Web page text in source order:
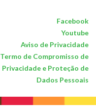
Facebook
Youtube
Aviso de Privacidade
Termo de Compromisso de
Privacidade e Proteção de
Dados Pessoais